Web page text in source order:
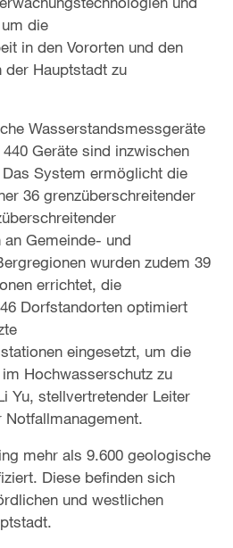
die
in den Vororten und den
der Hauptstadt zu
Wasserstandsmessgeräte
Geräte sind inzwischen
System ermöglicht die
36 grenzüberschreitender
Gemeinde- und
wurden zudem 39
errichtet, die
Dorfstandorten optimiert
eingesetzt, um die
Hochwasserschutz zu
Yu, stellvertretender Leiter
mehr als 9.600 geologische
Diese befinden sich
und westlichen